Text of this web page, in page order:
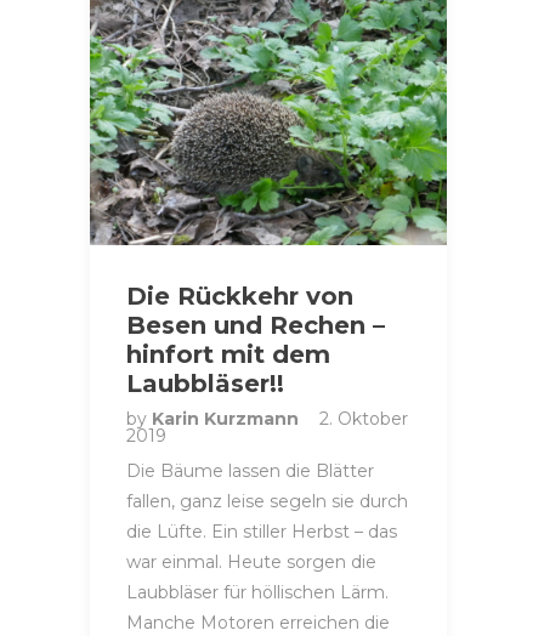
Die Rückkehr von
Besen und Rechen –
hinfort mit dem
Laubbläser!!
by Karin Kurzmann 2. Oktober
2019
Die Bäume lassen die Blätter
fallen, ganz leise segeln sie durch
die Lüfte. Ein stiller Herbst – das
war einmal. Heute sorgen die
Laubbläser für höllischen Lärm.
Manche Motoren erreichen die